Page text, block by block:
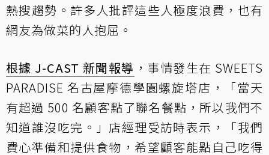
熱搜趨勢。許多人批評這些人極度浪費，也有
網友為做菜的人抱屈。
根據 J-CAST 新聞報導 ，事情發生在 SWEETS
PARADISE 名古屋摩德學園螺旋塔店，「當天
有超過 500 名顧客點了聯名餐點，所以我們不
知道誰沒吃完。」店經理受訪時表示，「我們
費心準備和提供食物，希望顧客能點自己吃得